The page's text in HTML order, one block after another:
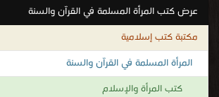
مكتبة كتب إسلامية
المرأة المسلمة في القرآن والسنة
كتب المرأة والإسلام